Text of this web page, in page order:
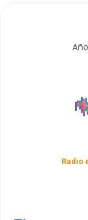
Radio